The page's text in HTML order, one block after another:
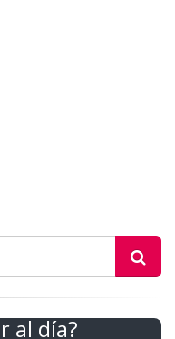
al día?